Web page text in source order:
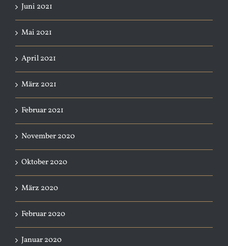
Juni 2021
Mai 2021
April 2021
März 2021
Februar 2021
November 2020
Oktober 2020
März 2020
Februar 2020
Januar 2020